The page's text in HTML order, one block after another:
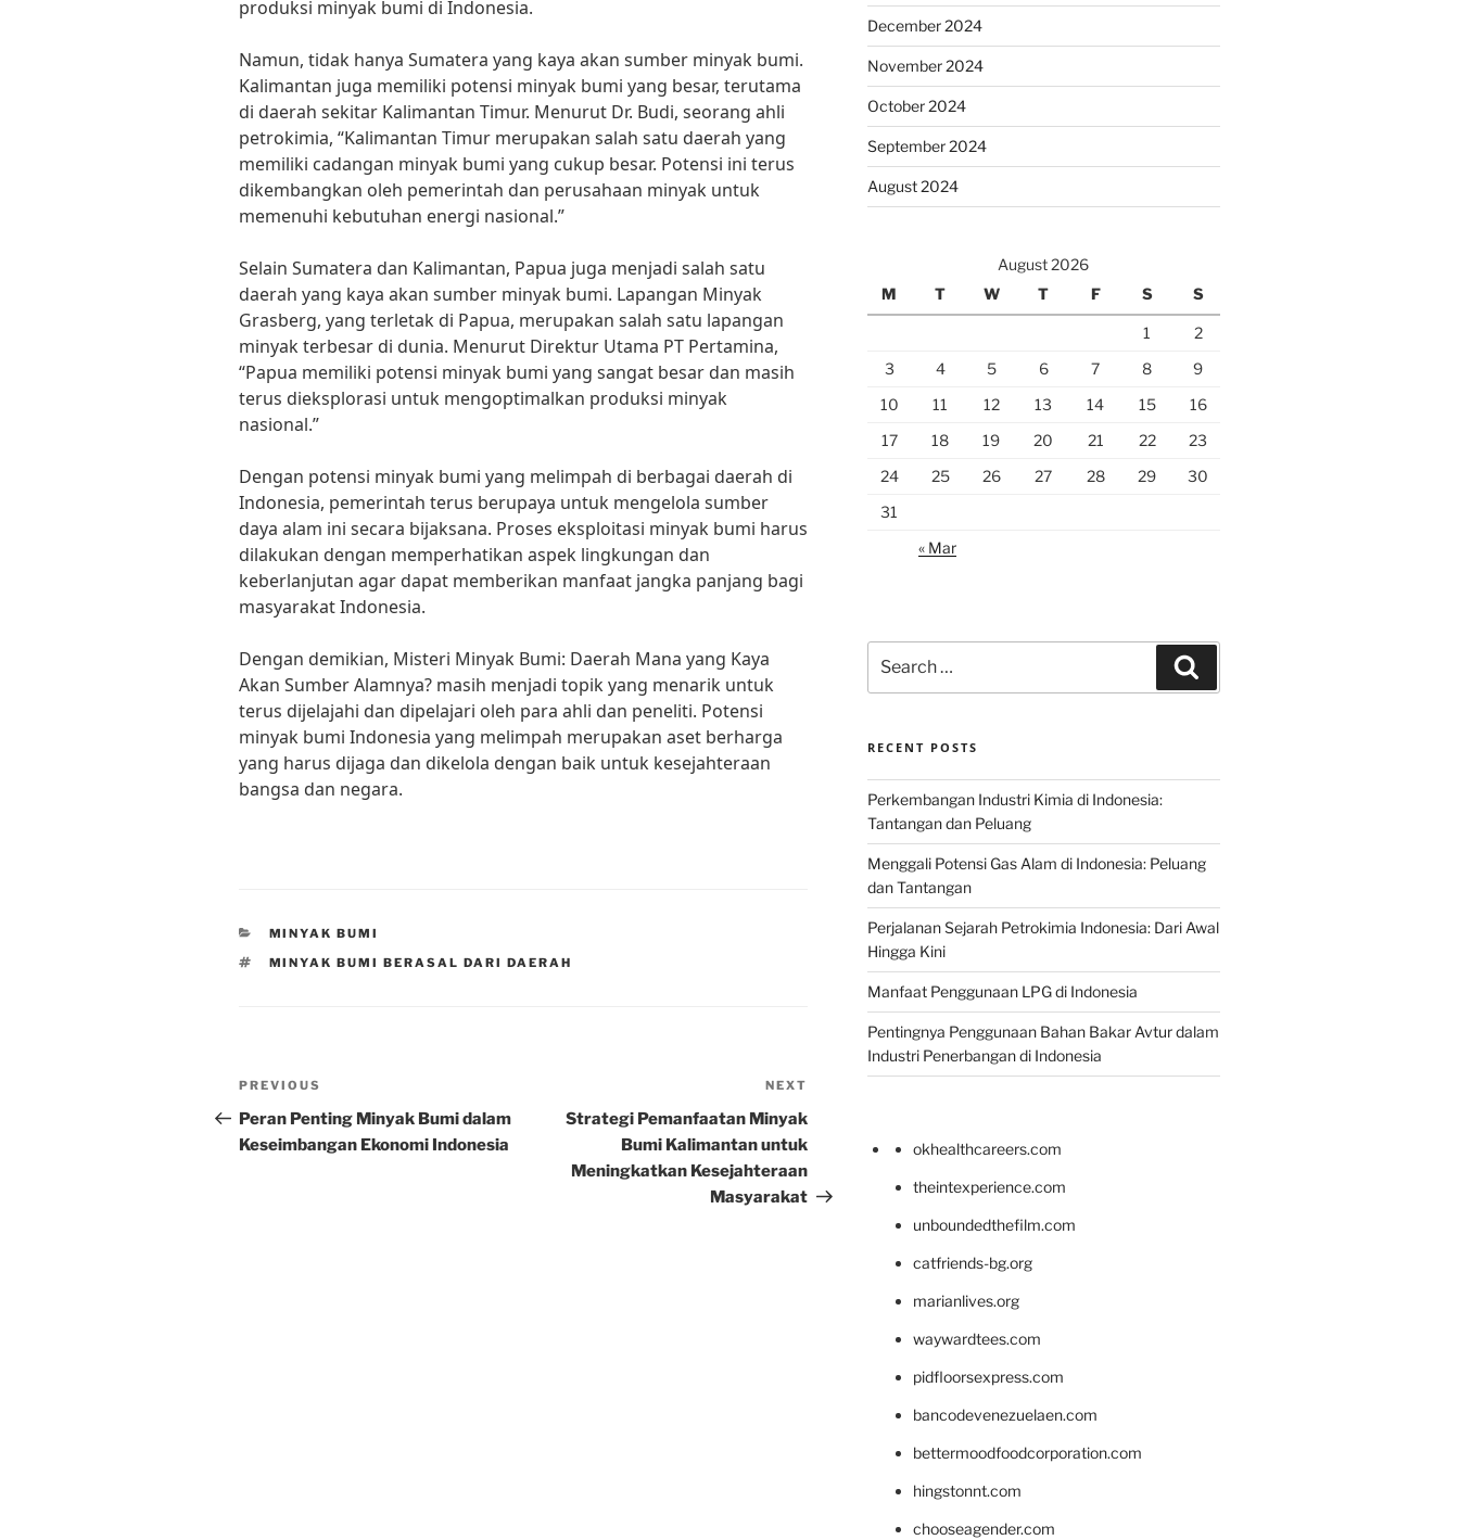
produksi minyak bumi di Indonesia.
Namun, tidak hanya Sumatera yang kaya akan sumber minyak bumi.
Kalimantan juga memiliki potensi minyak bumi yang besar, terutama
di daerah sekitar Kalimantan Timur. Menurut Dr. Budi, seorang ahli
petrokimia, “Kalimantan Timur merupakan salah satu daerah yang
memiliki cadangan minyak bumi yang cukup besar. Potensi ini terus
dikembangkan oleh pemerintah dan perusahaan minyak untuk
memenuhi kebutuhan energi nasional.”
Selain Sumatera dan Kalimantan, Papua juga menjadi salah satu
daerah yang kaya akan sumber minyak bumi. Lapangan Minyak
Grasberg, yang terletak di Papua, merupakan salah satu lapangan
minyak terbesar di dunia. Menurut Direktur Utama PT Pertamina,
“Papua memiliki potensi minyak bumi yang sangat besar dan masih
terus dieksplorasi untuk mengoptimalkan produksi minyak
nasional.”
Dengan potensi minyak bumi yang melimpah di berbagai daerah di
Indonesia, pemerintah terus berupaya untuk mengelola sumber
daya alam ini secara bijaksana. Proses eksploitasi minyak bumi harus
dilakukan dengan memperhatikan aspek lingkungan dan
keberlanjutan agar dapat memberikan manfaat jangka panjang bagi
masyarakat Indonesia.
Dengan demikian, Misteri Minyak Bumi: Daerah Mana yang Kaya
Akan Sumber Alamnya? masih menjadi topik yang menarik untuk
terus dijelajahi dan dipelajari oleh para ahli dan peneliti. Potensi
minyak bumi Indonesia yang melimpah merupakan aset berharga
yang harus dijaga dan dikelola dengan baik untuk kesejahteraan
bangsa dan negara.
CATEGORIES
MINYAK BUMI
TAGS
MINYAK BUMI BERASAL DARI DAERAH
Post
navigation
Previous
Post
PREVIOUS
Peran Penting Minyak Bumi dalam
Keseimbangan Ekonomi Indonesia
Post
NEXT
Strategi Pemanfaatan Minyak
Bumi Kalimantan untuk
Meningkatkan Kesejahteraan
Masyarakat
December 2024
November 2024
October 2024
September 2024
August 2024
August 2026
M
T W T F S S
1
2
3
4 5 6 7 8
9
10
11 12 13 14 15
16
17
18 19 20 21 22
23
24
25 26 27 28 29
30
31
« Mar
for:
RECENT POSTS
Perkembangan Industri Kimia di Indonesia:
Tantangan dan Peluang
Menggali Potensi Gas Alam di Indonesia: Peluang
dan Tantangan
Perjalanan Sejarah Petrokimia Indonesia: Dari Awal
Hingga Kini
Manfaat Penggunaan LPG di Indonesia
Pentingnya Penggunaan Bahan Bakar Avtur dalam
Industri Penerbangan di Indonesia
okhealthcareers.com
theintexperience.com
unboundedthefilm.com
catfriends-bg.org
marianlives.org
waywardtees.com
pidfloorsexpress.com
bancodevenezuelaen.com
bettermoodfoodcorporation.com
hingstonnt.com
chooseagender.com